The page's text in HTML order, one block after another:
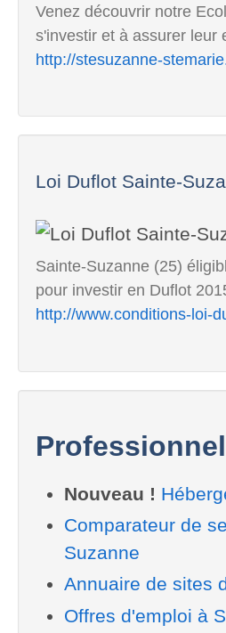
Venez découvrir notre
s'investir et à assurer leur
http://stesuzanne-
Loi Duflot Sainte-
Sainte-Suzanne (25)
pour investir en Duflot
http://www.conditions-loi-
Nouveau !
Comparateur de
Suzanne
Annuaire de sites
Offres d'emploi à